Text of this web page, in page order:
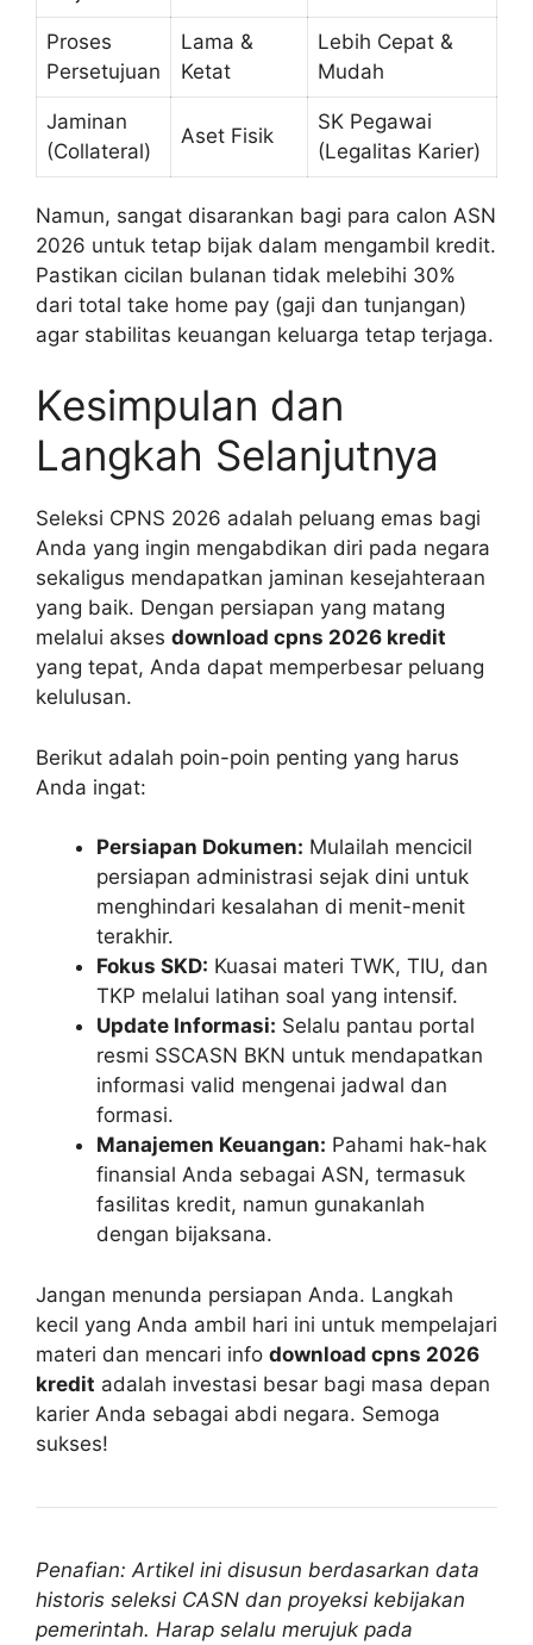
Proses
Persetujuan
Lama &
Ketat
Lebih Cepat &
Mudah
Jaminan
(Collateral)
Aset Fisik
SK Pegawai
(Legalitas Karier)
Namun, sangat disarankan bagi para calon ASN
2026 untuk tetap bijak dalam mengambil kredit.
Pastikan cicilan bulanan tidak melebihi 30%
dari total take home pay (gaji dan tunjangan)
agar stabilitas keuangan keluarga tetap terjaga.
Kesimpulan dan
Langkah Selanjutnya
Seleksi CPNS 2026 adalah peluang emas bagi
Anda yang ingin mengabdikan diri pada negara
sekaligus mendapatkan jaminan kesejahteraan
yang baik. Dengan persiapan yang matang
melalui akses download cpns 2026 kredit
yang tepat, Anda dapat memperbesar peluang
kelulusan.
Berikut adalah poin-poin penting yang harus
Anda ingat:
Persiapan Dokumen: Mulailah mencicil
persiapan administrasi sejak dini untuk
menghindari kesalahan di menit-menit
terakhir.
Fokus SKD: Kuasai materi TWK, TIU, dan
TKP melalui latihan soal yang intensif.
Update Informasi: Selalu pantau portal
resmi SSCASN BKN untuk mendapatkan
informasi valid mengenai jadwal dan
formasi.
Manajemen Keuangan: Pahami hak-hak
finansial Anda sebagai ASN, termasuk
fasilitas kredit, namun gunakanlah
dengan bijaksana.
Jangan menunda persiapan Anda. Langkah
kecil yang Anda ambil hari ini untuk mempelajari
materi dan mencari info download cpns 2026
kredit adalah investasi besar bagi masa depan
karier Anda sebagai abdi negara. Semoga
sukses!
Penafian: Artikel ini disusun berdasarkan data
historis seleksi CASN dan proyeksi kebijakan
pemerintah. Harap selalu merujuk pada